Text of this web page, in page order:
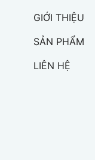
GIỚI THIỆU
SẢN PHẨM
LIÊN HỆ